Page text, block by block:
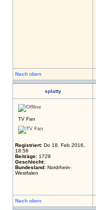
Nach oben
splatty
TV Fan
Registriert: Do 18. Feb 2016,
18:56
Beiträge: 1729
Geschlecht:
Bundesland: Nordrhein-
Westfalen
Nach oben